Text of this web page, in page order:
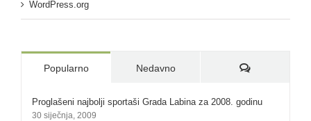
WordPress.org
Popularno Nedavno Komentari:
Proglašeni najbolji sportaši Grada Labina za 2008. godinu
30 siječnja, 2009